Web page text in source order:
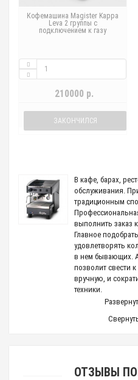
Кофемашина Magister Kappa
Leva 2 группы с
подключением к газу
210000 р.
ЗАКОНЧИЛСЯ
В кафе, барах,
обслуживания.
традиционным
выполнить заказ
Главное
удовлетворять
в нем бывающих.
позволит свести
вручную, и
техники.
кофемашин
кафе, ресторанов,
ОТЗЫВЫ